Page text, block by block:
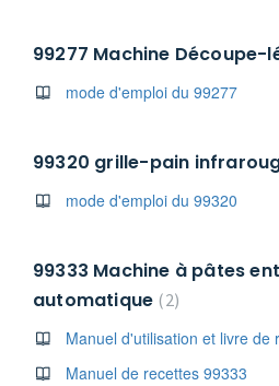
99277 Machine Découpe-
mode d'emploi du 99277
99320 grille-pain
mode d'emploi du 99320
99333 Machine à pâtes
automatique 2
Manuel d'utilisation et livre de
Manuel de recettes 99333